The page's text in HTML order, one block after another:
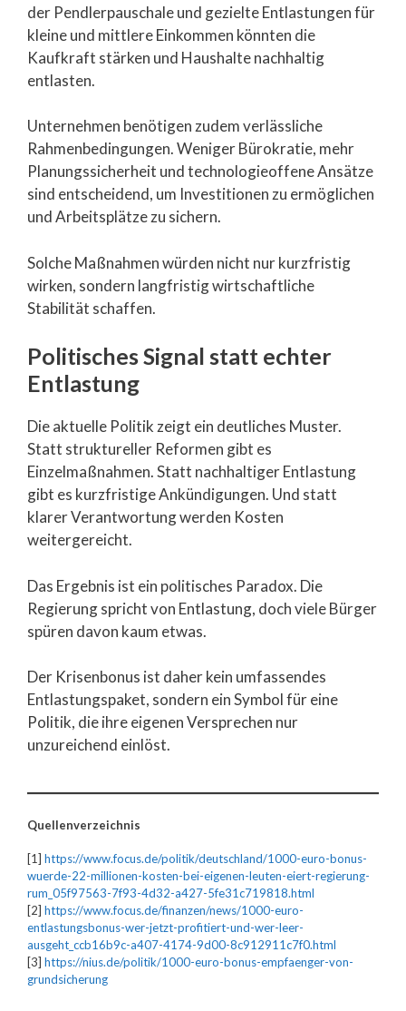
der Pendlerpauschale und gezielte Entlastungen für
kleine und mittlere Einkommen könnten die
Kaufkraft stärken und Haushalte nachhaltig
entlasten.
Unternehmen benötigen zudem verlässliche
Rahmenbedingungen. Weniger Bürokratie, mehr
Planungssicherheit und technologieoffene Ansätze
sind entscheidend, um Investitionen zu ermöglichen
und Arbeitsplätze zu sichern.
Solche Maßnahmen würden nicht nur kurzfristig
wirken, sondern langfristig wirtschaftliche
Stabilität schaffen.
Politisches Signal statt echter
Entlastung
Die aktuelle Politik zeigt ein deutliches Muster.
Statt struktureller Reformen gibt es
Einzelmaßnahmen. Statt nachhaltiger Entlastung
gibt es kurzfristige Ankündigungen. Und statt
klarer Verantwortung werden Kosten
weitergereicht.
Das Ergebnis ist ein politisches Paradox. Die
Regierung spricht von Entlastung, doch viele Bürger
spüren davon kaum etwas.
Der Krisenbonus ist daher kein umfassendes
Entlastungspaket, sondern ein Symbol für eine
Politik, die ihre eigenen Versprechen nur
unzureichend einlöst.
Quellenverzeichnis
[1] https://www.focus.de/politik/deutschland/1000-euro-bonus-
wuerde-22-millionen-kosten-bei-eigenen-leuten-eiert-regierung-
rum_05f97563-7f93-4d32-a427-5fe31c719818.html
[2] https://www.focus.de/finanzen/news/1000-euro-
entlastungsbonus-wer-jetzt-profitiert-und-wer-leer-
ausgeht_ccb16b9c-a407-4174-9d00-8c912911c7f0.html
[3] https://nius.de/politik/1000-euro-bonus-empfaenger-von-
grundsicherung